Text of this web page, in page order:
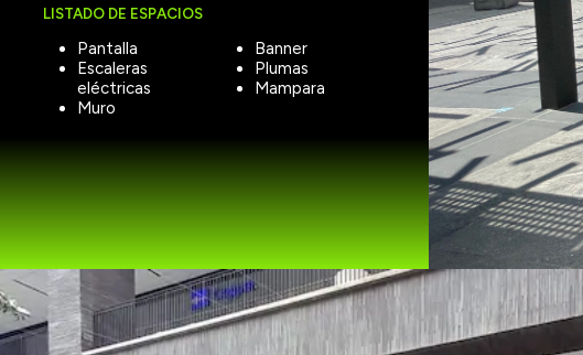
LISTADO DE ESPACIOS
Pantalla
Escaleras
eléctricas
Muro
Banner
Plumas
Mampara